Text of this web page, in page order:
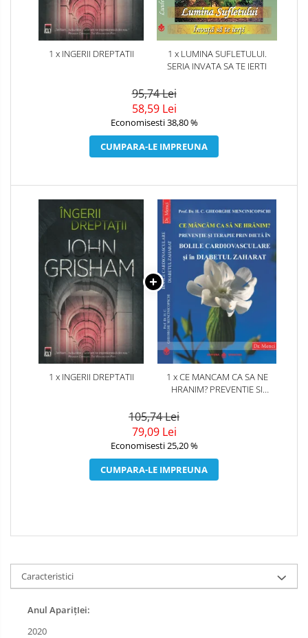
1 x INGERII DREPTATII
1 x LUMINA SUFLETULUI.
SERIA INVATA SA TE IERTI
95,74 Lei
58,59 Lei
Economisesti 38,80 %
CUMPARA-LE IMPREUNA
1 x INGERII DREPTATII
1 x CE MANCAM CA SA NE
HRANIM? PREVENTIE SI
CARDIOVASCULARE SI IN
105,74 Lei
79,09 Lei
Economisesti 25,20 %
CUMPARA-LE IMPREUNA
Caracteristici
Anul AparițIei:
2020